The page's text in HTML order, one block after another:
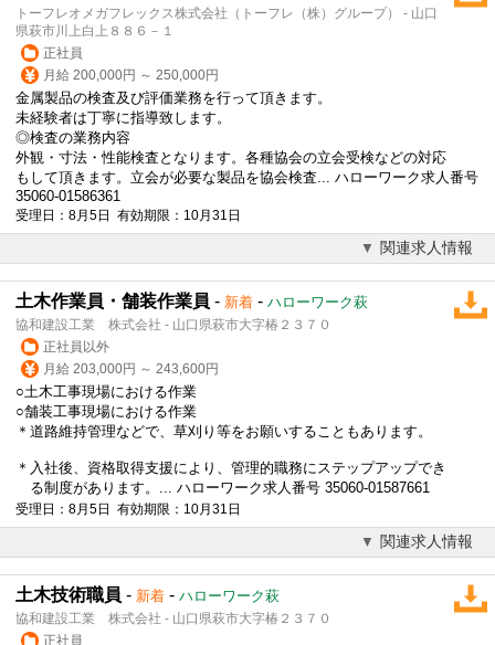
トーフレオメガフレックス株式会社（トーフレ（株）グループ） - 山口
県萩市川上白上８８６－１
正社員
月給 200,000円 ～ 250,000円
金属製品の検査及び評価業務を行って頂きます。
未経験者は丁寧に指導致します。
◎検査の業務内容
外観・寸法・性能検査となります。各種協会の立会受検などの対応
もして頂きます。立会が必要な製品を協会検査... ハローワーク求人番号
35060-01586361
受理日：8月5日 有効期限：10月31日
関連求人情報
土木作業員・舗装作業員 - 新着 - ハローワーク萩
協和建設工業 株式会社 - 山口県萩市大字椿２３７０
正社員以外
月給 203,000円 ～ 243,600円
○土木工事現場における作業
○舗装工事現場における作業
＊道路維持管理などで、草刈り等をお願いすることもあります。
＊入社後、資格取得支援により、管理的職務にステップアップでき
る制度があります。... ハローワーク求人番号 35060-01587661
受理日：8月5日 有効期限：10月31日
関連求人情報
土木技術職員 - 新着 - ハローワーク萩
協和建設工業 株式会社 - 山口県萩市大字椿２３７０
正社員